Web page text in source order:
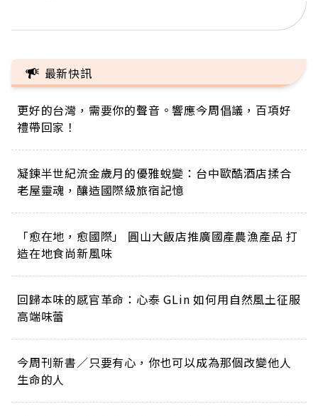
最新快訊
更好的台灣，需要你的聲音。響應今周倡議，百項好
禮帶回家！
凝鍊半世紀流金歲月的優雅蛻變：台中歐酷酒店揉合
老屋靈魂，釀造國際級旅宿記憶
「愈在地，愈國際」 圓山大飯店推廣國產農漁產品 打
造在地食尚新風味
回歸本味的感官革命：心泰 GLin 如何用自然風土征服
高端味蕾
今周刊新書／只要有心，你也可以成為那個改變他人
生命的人